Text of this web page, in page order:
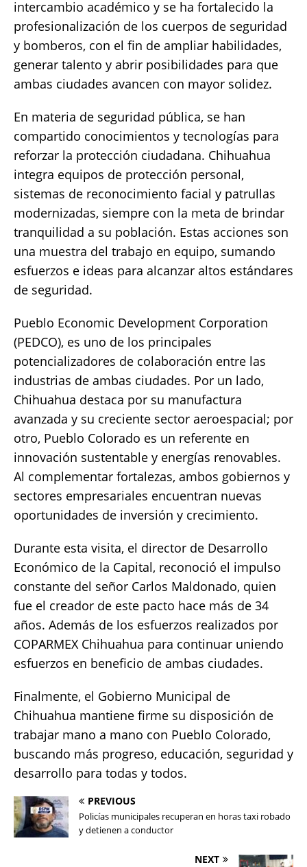
intercambio académico y se ha fortalecido la
profesionalización de los cuerpos de seguridad
y bomberos, con el fin de ampliar habilidades,
generar talento y abrir posibilidades para que
ambas ciudades avancen con mayor solidez.
En materia de seguridad pública, se han
compartido conocimientos y tecnologías para
reforzar la protección ciudadana. Chihuahua
integra equipos de protección personal,
sistemas de reconocimiento facial y patrullas
modernizadas, siempre con la meta de brindar
tranquilidad a su población. Estas acciones son
una muestra del trabajo en equipo, sumando
esfuerzos e ideas para alcanzar altos estándares
de seguridad.
Pueblo Economic Development Corporation
(PEDCO), es uno de los principales
potencializadores de colaboración entre las
industrias de ambas ciudades. Por un lado,
Chihuahua destaca por su manufactura
avanzada y su creciente sector aeroespacial; por
otro, Pueblo Colorado es un referente en
innovación sustentable y energías renovables.
Al complementar fortalezas, ambos gobiernos y
sectores empresariales encuentran nuevas
oportunidades de inversión y crecimiento.
Durante esta visita, el director de Desarrollo
Económico de la Capital, reconoció el impulso
constante del señor Carlos Maldonado, quien
fue el creador de este pacto hace más de 34
años. Además de los esfuerzos realizados por
COPARMEX Chihuahua para continuar uniendo
esfuerzos en beneficio de ambas ciudades.
Finalmente, el Gobierno Municipal de
Chihuahua mantiene firme su disposición de
trabajar mano a mano con Pueblo Colorado,
buscando más progreso, educación, seguridad y
desarrollo para todas y todos.
PREVIOUS
Policías municipales recuperan en horas taxi robado
y detienen a conductor
NEXT